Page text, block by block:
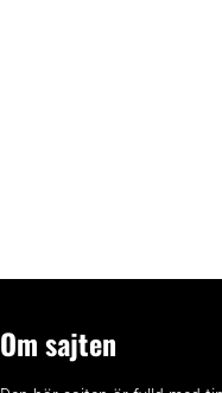
Om sajten